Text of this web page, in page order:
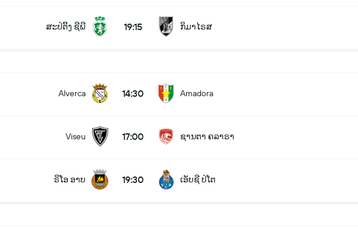
ສະປໍຕິິງ ຊີພີ 19:15 ກິມາໄຣສ
Alverca 14:30 Amadora
Viseu 17:00 ຊານຕາ ຄລາຣາ
ຣິໂອ ອາບ 19:30 ເອັບຊີ ປໍໂຕ